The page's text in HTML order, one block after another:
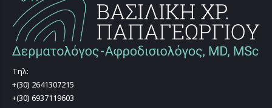
Τηλ:
+(30) 2641307215
+(30) 6937119603